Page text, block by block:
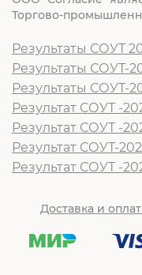
Торгово-
Результаты СОУТ
Результаты СОУТ-
Результаты СОУТ-
Результат СОУТ -
Результат СОУТ -
Результат СОУТ-
Результат СОУТ -
Доставка и